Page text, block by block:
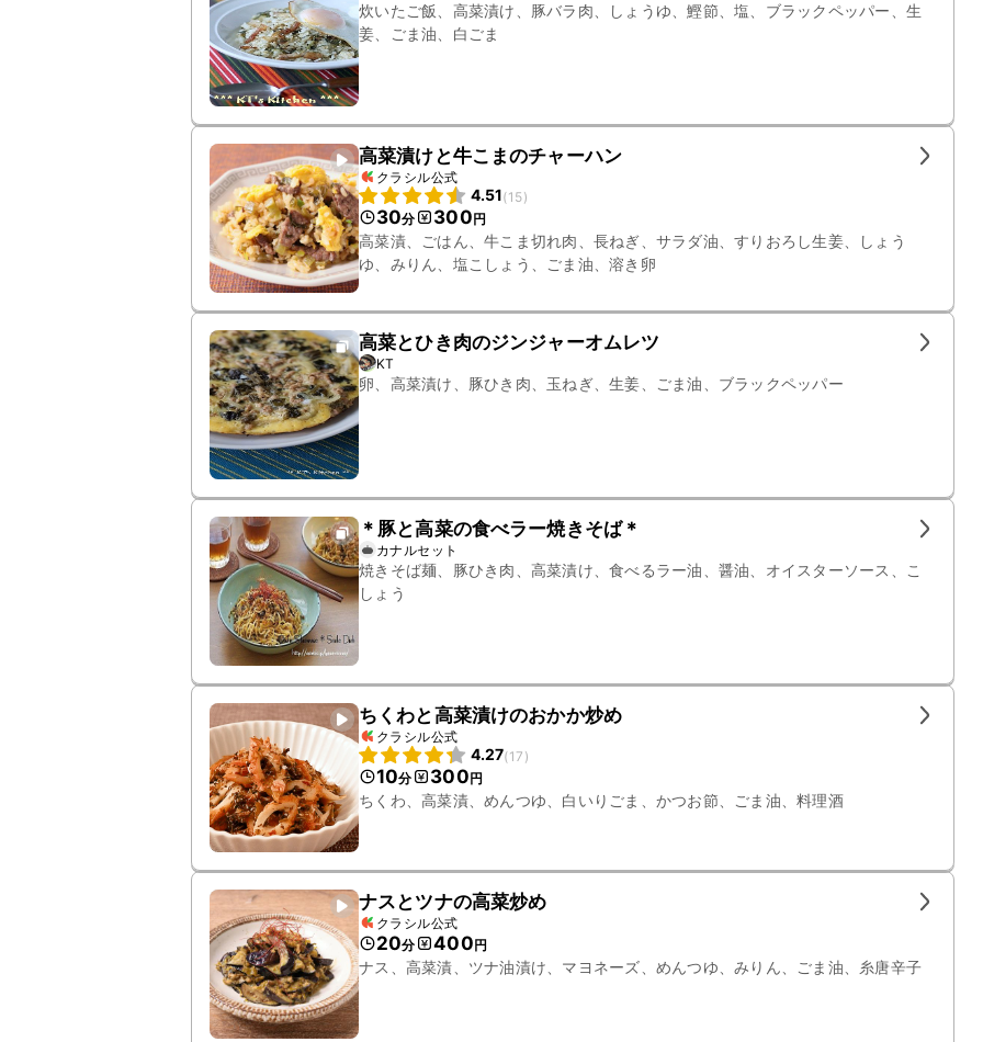
炊いたご飯、高菜漬け、豚バラ肉、しょうゆ、鰹節、塩、ブラックペッパー、生
姜、ごま油、白ごま
高菜漬けと牛こまのチャーハン
クラシル公式
4.51(15)
30分 300円
高菜漬、ごはん、牛こま切れ肉、長ねぎ、サラダ油、すりおろし生姜、しょう
ゆ、みりん、塩こしょう、ごま油、溶き卵
高菜とひき肉のジンジャーオムレツ
KT
卵、高菜漬け、豚ひき肉、玉ねぎ、生姜、ごま油、ブラックペッパー
＊豚と高菜の食べラー焼きそば＊
カナルセット
焼きそば麺、豚ひき肉、高菜漬け、食べるラー油、醤油、オイスターソース、こ
しょう
ちくわと高菜漬けのおかか炒め
クラシル公式
4.27(17 )
10分 300円
ちくわ、高菜漬、めんつゆ、白いりごま、かつお節、ごま油、料理酒
ナスとツナの高菜炒め
クラシル公式
20分 400円
ナス、高菜漬、ツナ油漬け、マヨネーズ、めんつゆ、みりん、ごま油、糸唐辛子